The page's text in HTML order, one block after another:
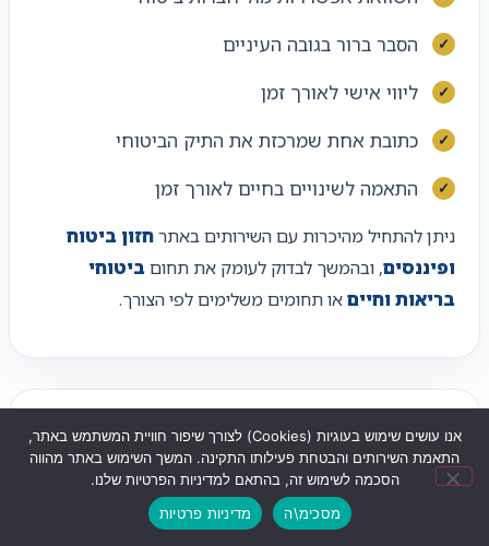
הסבר ברור בגובה העיניים
ליווי אישי לאורך זמן
כתובת אחת שמרכזת את התיק הביטוחי
התאמה לשינויים בחיים לאורך זמן
ניתן להתחיל מהיכרות עם השירותים באתרחזון ביטוח
ופיננסים, ובהמשך לבדוק לעומק את תחוםביטוחי
בריאות וחייםאו תחומים משלימים לפי הצורך.
קישורים שימושיים לבדיקה
נוספת
לחצו לחיוג
אנו עושים שימוש בעוגיות (Cookies) לצורך שיפור חוויית המשתמש באתר,
התאמת השירותים והבטחת פעילותו התקינה. המשך השימוש באתר מהווה
הסכמה לשימוש זה, בהתאם למדיניות הפרטיות שלנו.
מסכימ\ה
מדיניות פרטיות